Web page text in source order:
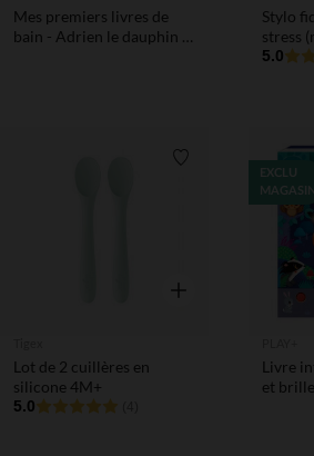
Mes premiers livres de
bain - Adrien le dauphin et
Stylo
stress
5.0
Liste de souhaits
Aperçu rapide
Lot de 2 cuillères en
silicone 4M+
5.0
EXCLU
MAGASIN
Livre
et